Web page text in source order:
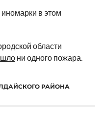
в этом
области
ни одного пожара.
РАЙОНА